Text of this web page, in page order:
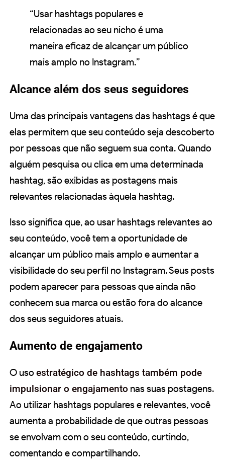
“Usar hashtags populares e
relacionadas ao seu nicho é uma
maneira eficaz de alcançar um público
mais amplo no Instagram.”
Alcance além dos seus seguidores
Uma das principais vantagens das hashtags é que
elas permitem que seu conteúdo seja descoberto
por pessoas que não seguem sua conta. Quando
alguém pesquisa ou clica em uma determinada
hashtag, são exibidas as postagens mais
relevantes relacionadas àquela hashtag.
Isso significa que, ao usar hashtags relevantes ao
seu conteúdo, você tem a oportunidade de
alcançar um público mais amplo e aumentar a
visibilidade do seu perfil no Instagram. Seus posts
podem aparecer para pessoas que ainda não
conhecem sua marca ou estão fora do alcance
dos seus seguidores atuais.
Aumento de engajamento
O uso estratégico de hashtags também pode
impulsionar o engajamento nas suas postagens.
Ao utilizar hashtags populares e relevantes, você
aumenta a probabilidade de que outras pessoas
se envolvam com o seu conteúdo, curtindo,
comentando e compartilhando.